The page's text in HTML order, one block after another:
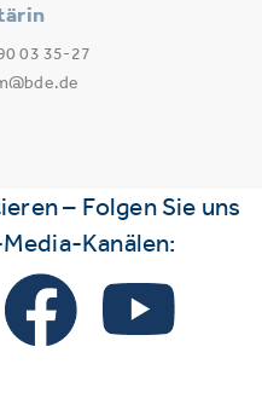
03 35-27
– Folgen Sie uns
Kanälen: